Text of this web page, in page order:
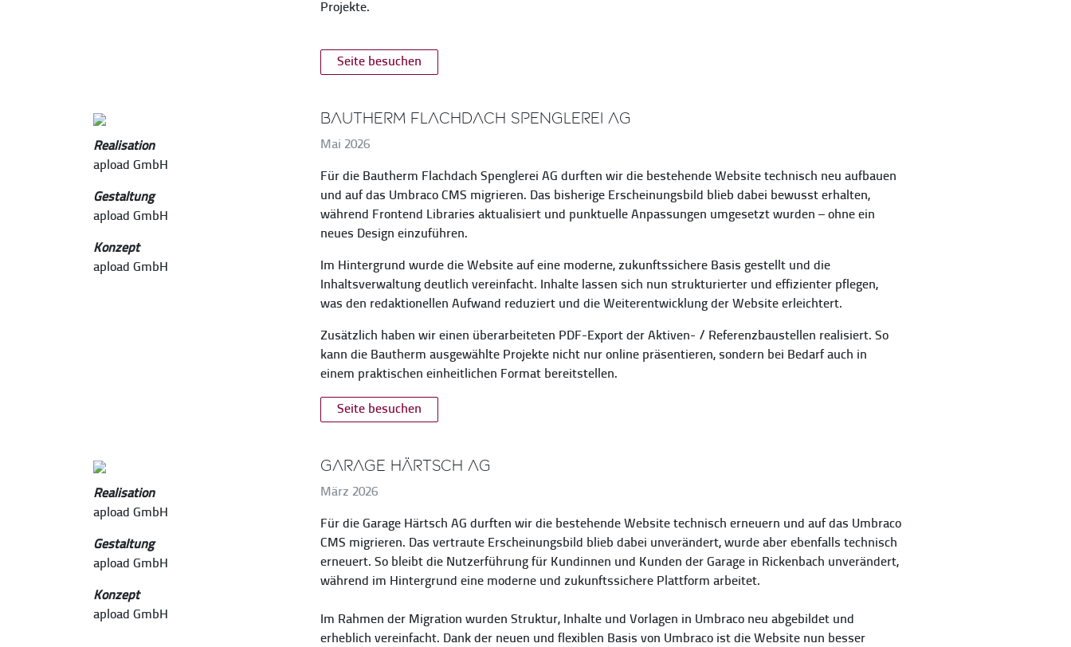
Projekte.
Seite besuchen
Realisation
apload GmbH
Gestaltung
apload GmbH
Konzept
apload GmbH
Bautherm Flachdach Spenglerei AG
Mai 2026
Für die Bautherm Flachdach Spenglerei AG durften wir die bestehende Website technisch neu aufbauen
und auf das Umbraco CMS migrieren. Das bisherige Erscheinungsbild blieb dabei bewusst erhalten,
während Frontend Libraries aktualisiert und punktuelle Anpassungen umgesetzt wurden – ohne ein
neues Design einzuführen.
Im Hintergrund wurde die Website auf eine moderne, zukunftssichere Basis gestellt und die
Inhaltsverwaltung deutlich vereinfacht. Inhalte lassen sich nun strukturierter und effizienter pflegen,
was den redaktionellen Aufwand reduziert und die Weiterentwicklung der Website erleichtert.
Zusätzlich haben wir einen überarbeiteten PDF-Export der Aktiven- / Referenzbaustellen realisiert. So
kann die Bautherm ausgewählte Projekte nicht nur online präsentieren, sondern bei Bedarf auch in
einem praktischen einheitlichen Format bereitstellen.
Seite besuchen
Realisation
apload GmbH
Gestaltung
apload GmbH
Konzept
apload GmbH
Garage Härtsch AG
März 2026
Für die Garage Härtsch AG durften wir die bestehende Website technisch erneuern und auf das Umbraco
CMS migrieren. Das vertraute Erscheinungsbild blieb dabei unverändert, wurde aber ebenfalls technisch
erneuert. So bleibt die Nutzerführung für Kundinnen und Kunden der Garage in Rickenbach unverändert,
während im Hintergrund eine moderne und zukunftssichere Plattform arbeitet.
Im Rahmen der Migration wurden Struktur, Inhalte und Vorlagen in Umbraco neu abgebildet und
erheblich vereinfacht. Dank der neuen und flexiblen Basis von Umbraco ist die Website nun besser